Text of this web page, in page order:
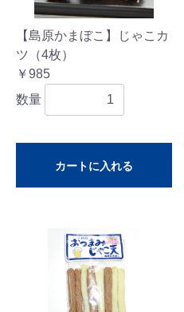
【島原かまぼこ】じゃこカ
ツ（4枚）
￥985
数量
カートに入れる